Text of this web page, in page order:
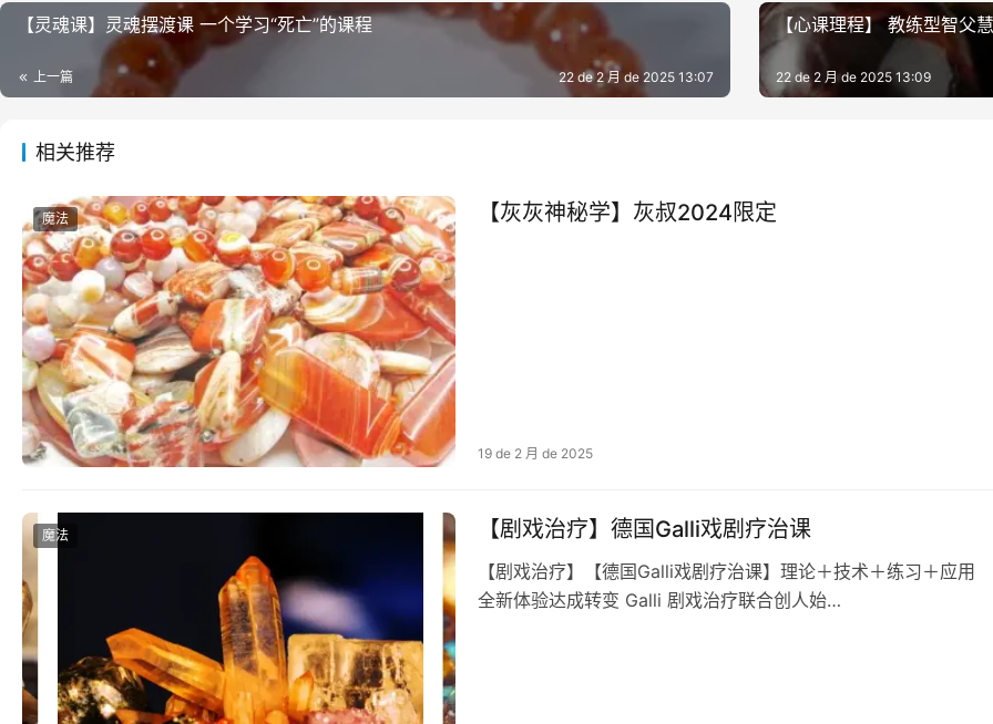
【灵魂课】灵魂摆渡课 一‮学个‬习“死亡”的课程
上一篇 22 de 2 月 de 2025 13:07
【心课理‬程】 教练型智父
22 de 2 月 de 2025 13:09
相关推荐
魔法 【灰灰神秘学】灰叔2024限定
19 de 2 月 de 2025
魔法 【剧戏‬治疗】德国Galli戏剧疗治‬课
【剧戏‬治疗】【德国Galli戏剧疗治‬课】理论＋技术＋练习＋应
全新体验达成转变 Galli 剧戏‬治疗联合创人始…